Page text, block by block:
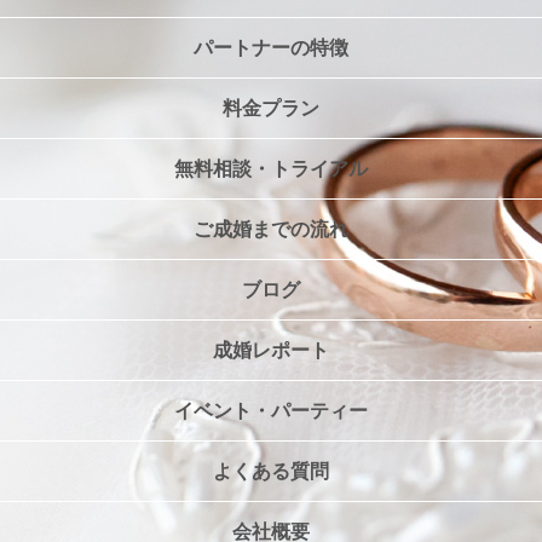
パートナーの特徴
料金プラン
無料相談・トライアル
ご成婚までの流れ
ブログ
成婚レポート
イベント・パーティー
よくある質問
会社概要